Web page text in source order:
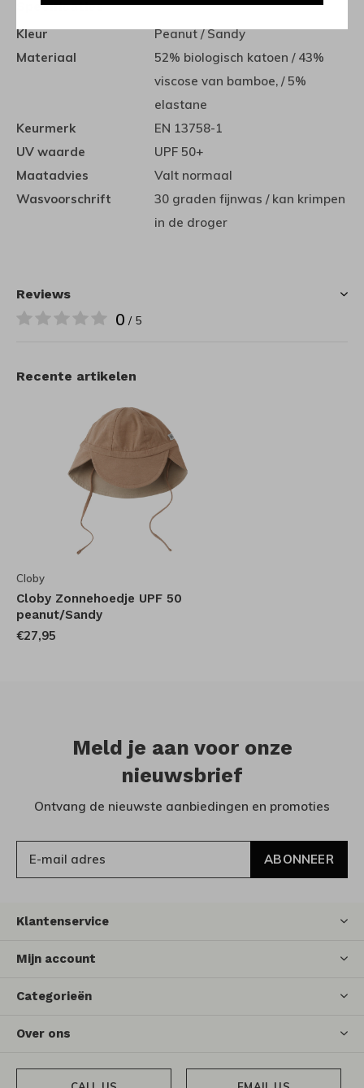
Specificaties
Kleur
Peanut / Sandy
Materiaal
52% biologisch katoen / 43%
viscose van bamboe, / 5%
elastane
Keurmerk
EN 13758-1
UV waarde
UPF 50+
Maatadvies
Valt normaal
Wasvoorschrift
30 graden fijnwas / kan krimpen
in de droger
Reviews
0 / 5
Recente artikelen
Cloby
Cloby Zonnehoedje UPF 50
peanut/Sandy
€27,95
Meld je aan voor onze
nieuwsbrief
Ontvang de nieuwste aanbiedingen en promoties
ABONNEER
Klantenservice
Mijn account
Categorieën
Over ons